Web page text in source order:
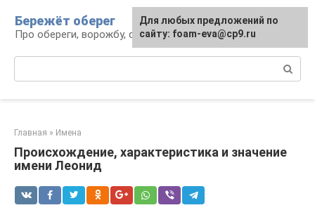
контенту
Бережёт оберег
Про обереги, ворожбу, сны и гадания
Главная » Имена
Происхождение, характеристика и значение
имени Леонид
Для любых предложений по
сайту: foam-eva@cp9.ru